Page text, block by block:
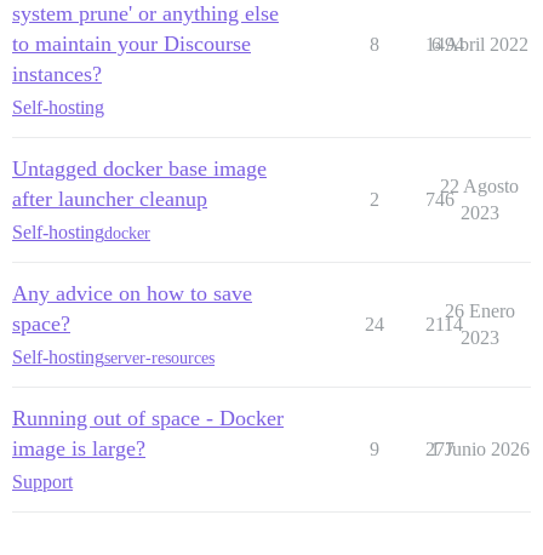
system prune' or anything else
to maintain your Discourse
instances?
Self-hosting
8 1494
6 Abril 2022
Untagged docker base image
after launcher cleanup
Self-hostingdocker
2 746
22 Agosto
2023
Any advice on how to save
space?
Self-hostingserver-resources
24 2114
26 Enero
2023
Running out of space - Docker
image is large?
Support
9 277
1 Junio 2026